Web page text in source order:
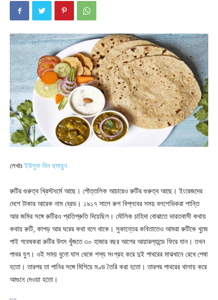
লেখাঃ ইউসুফ বিন হুমায়ুন
রুটির গুরুত্ব খ্রিস্টধর্মে আছে। পৌত্তলিক আচারেও রুটির গুরুত্ব আছে। ইংরেজদের
দেশে টাকার আরেক নাম ব্রেড। ১৯১৭ সালে রুশ বিপ্লবের সময় বলশেভিকরা শান্তি
আর জমির সঙ্গে রুটিরও প্রতিশ্রুতি দিয়েছিল। মৌলিক চাহিদা বোঝাতে ভারতবাসী কথায়
কথায় রুটি, কাপড় আর ঘরের কথা বলে থাকে। সুকান্তের কবিতাতেও আমরা রুটিকে খুজে
পাই গবেষকরা রুটির উৎস খুঁজতে ৩০ হাজার বছর আগের আয়ারল্যান্ডে ফিরে যান। তখন
পাথর যুগ। ওই সময় বুনো ঘাস থেকে শস্য সংগ্রহ করে দুই পাথরের মাঝখানে রেখে পেষা
হতো। তারপর তা পানির সঙ্গে মিশিয়ে মণ্ড তৈরি করা হতো। তারপর পাথরের থালায় করে
আগুনে দেওয়া হতো।